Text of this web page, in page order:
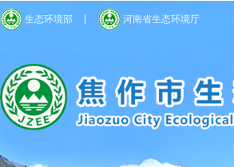
生态环境部 河南省生态环境厅